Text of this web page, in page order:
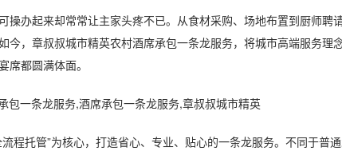
办起来却常常让主家头疼不已。从食材采购、场地布置到厨师聘
今，章叔叔城市精英农村酒席承包一条龙服务，将城市高端服务理
都圆满体面。
托管”为核心，打造省心、专业、贴心的一条龙服务。不同于普